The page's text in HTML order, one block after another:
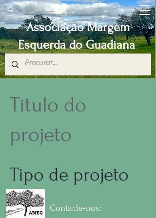
Associação Margem
Esquerda do Guadiana
Título do
projeto
Tipo de projeto
Fotografia
Contacte-nos: